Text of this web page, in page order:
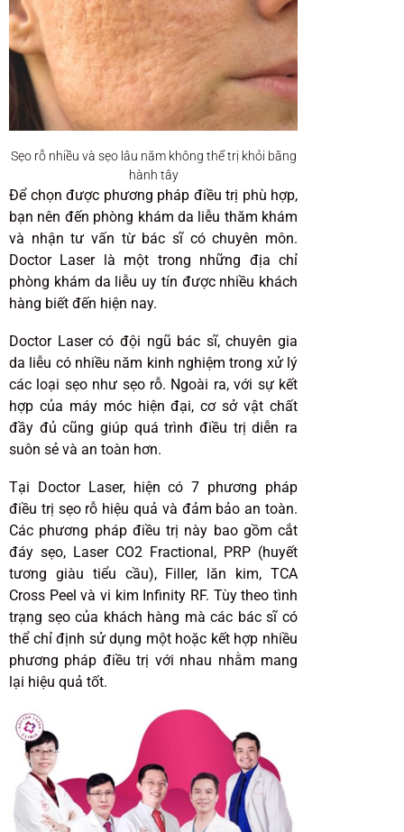
Sẹo rỗ nhiều và sẹo lâu năm không thể trị khỏi bằng
hành tây
Để chọn được phương pháp điều trị phù hợp,
bạn nên đến phòng khám da liễu thăm khám
và nhận tư vấn từ bác sĩ có chuyên môn.
Doctor Laser là một trong những địa chỉ
phòng khám da liễu uy tín được nhiều khách
hàng biết đến hiện nay.
Doctor Laser có đội ngũ bác sĩ, chuyên gia
da liễu có nhiều năm kinh nghiệm trong xử lý
các loại sẹo như sẹo rỗ. Ngoài ra, với sự kết
hợp của máy móc hiện đại, cơ sở vật chất
đầy đủ cũng giúp quá trình điều trị diễn ra
suôn sẻ và an toàn hơn.
Tại Doctor Laser, hiện có 7 phương pháp
điều trị sẹo rỗ hiệu quả và đảm bảo an toàn.
Các phương pháp điều trị này bao gồm cắt
đáy sẹo, Laser CO2 Fractional, PRP (huyết
tương giàu tiểu cầu), Filler, lăn kim, TCA
Cross Peel và vi kim Infinity RF. Tùy theo tình
trạng sẹo của khách hàng mà các bác sĩ có
thể chỉ định sử dụng một hoặc kết hợp nhiều
phương pháp điều trị với nhau nhằm mang
lại hiệu quả tốt.